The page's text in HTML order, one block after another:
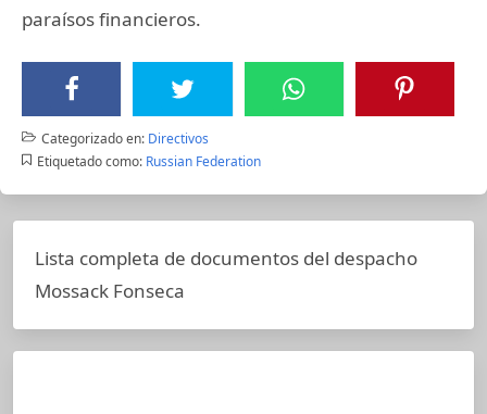
paraísos financieros.
Categorizado en: Directivos
Etiquetado como: Russian Federation
Lista completa de documentos del despacho
Mossack Fonseca